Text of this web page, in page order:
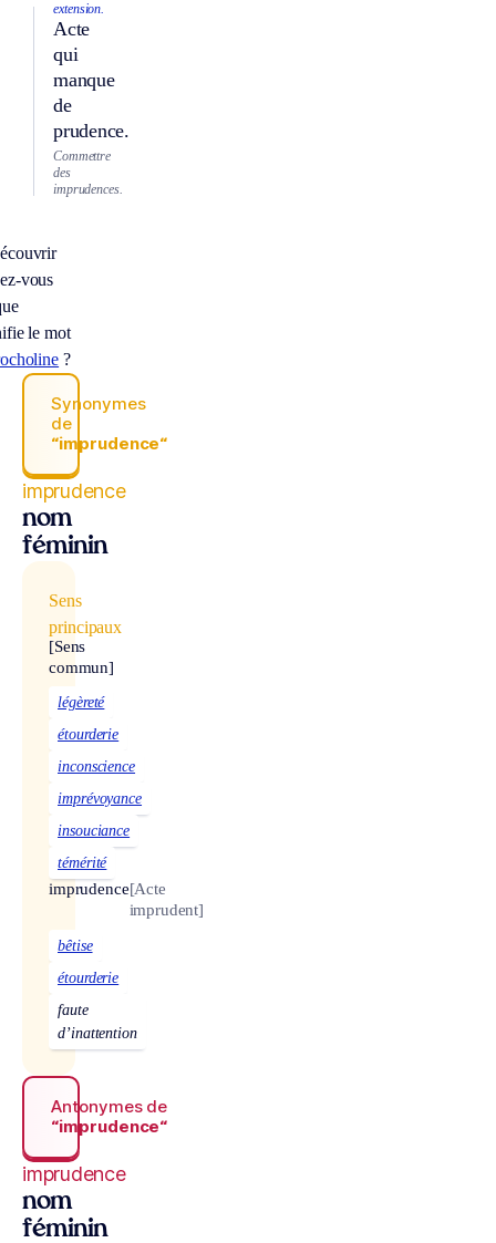
extension.
Acte
qui
manque
de
prudence.
Commettre
des
imprudences.
vous
le mot
?
Synonymes
de
“imprudence“
imprudence
nom
féminin
Sens
principaux
[Sens
commun]
légèreté
étourderie
inconscience
imprévoyance
insouciance
témérité
imprudence[Acte
imprudent]
bêtise
étourderie
faute
d’inattention
Antonymes de
“imprudence“
imprudence
nom
féminin